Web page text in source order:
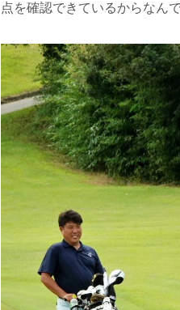
点を確認できているからなんで